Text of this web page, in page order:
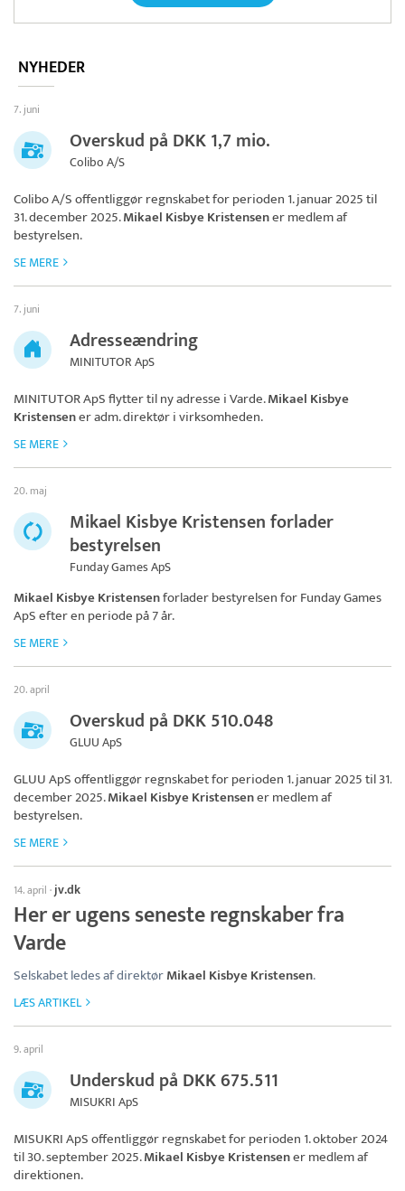
NYHEDER
7. juni
Overskud på DKK 1,7 mio.
Colibo A/S
Colibo A/Soffentliggør regnskabet for perioden 1. januar 2025 til
31. december 2025.Mikael Kisbye Kristensener medlem af
bestyrelsen.
SE MERE
7. juni
Adresseændring
MINITUTOR ApS
MINITUTOR ApSflytter til ny adresse i Varde.Mikael Kisbye
Kristensener adm. direktør i virksomheden.
SE MERE
20. maj
Mikael Kisbye Kristensen forlader
bestyrelsen
Funday Games ApS
Mikael Kisbye Kristensenforlader bestyrelsen forFunday Games
ApSefter en periode på 7 år.
SE MERE
20. april
Overskud på DKK 510.048
GLUU ApS
GLUU ApSoffentliggør regnskabet for perioden 1. januar 2025 til 31.
december 2025.Mikael Kisbye Kristensener medlem af
bestyrelsen.
SE MERE
14. april ·jv.dk
Her er ugens seneste regnskaber fra
Varde
Selskabet ledes af direktørMikael Kisbye Kristensen.
LÆS ARTIKEL
9. april
Underskud på DKK 675.511
MISUKRI ApS
MISUKRI ApSoffentliggør regnskabet for perioden 1. oktober 2024
til 30. september 2025.Mikael Kisbye Kristensener medlem af
direktionen.